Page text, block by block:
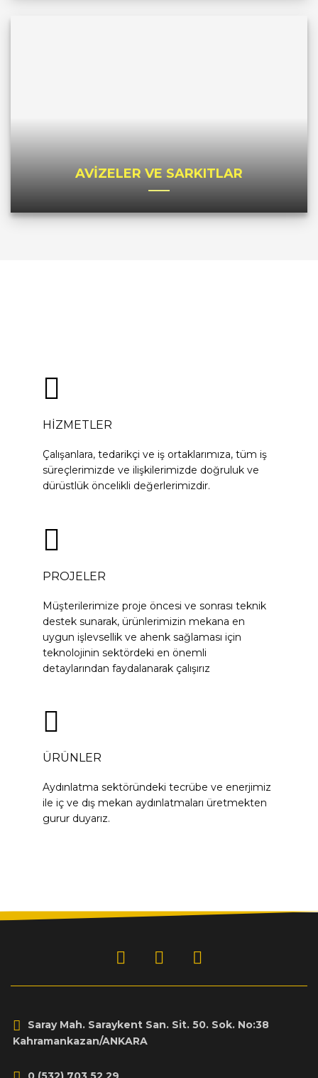
AVİZELER VE SARKITLAR
HİZMETLER
Çalışanlara, tedarikçi ve iş ortaklarımıza, tüm iş
süreçlerimizde ve ilişkilerimizde doğruluk ve
dürüstlük öncelikli değerlerimizdir.
PROJELER
Müşterilerimize proje öncesi ve sonrası teknik
destek sunarak, ürünlerimizin mekana en
uygun işlevsellik ve ahenk sağlaması için
teknolojinin sektördeki en önemli
detaylarından faydalanarak çalışırız
ÜRÜNLER
Aydınlatma sektöründeki tecrübe ve enerjimiz
ile iç ve dış mekan aydınlatmaları üretmekten
gurur duyarız.
Saray Mah. Saraykent San. Sit. 50. Sok. No:38
Kahramankazan/ANKARA